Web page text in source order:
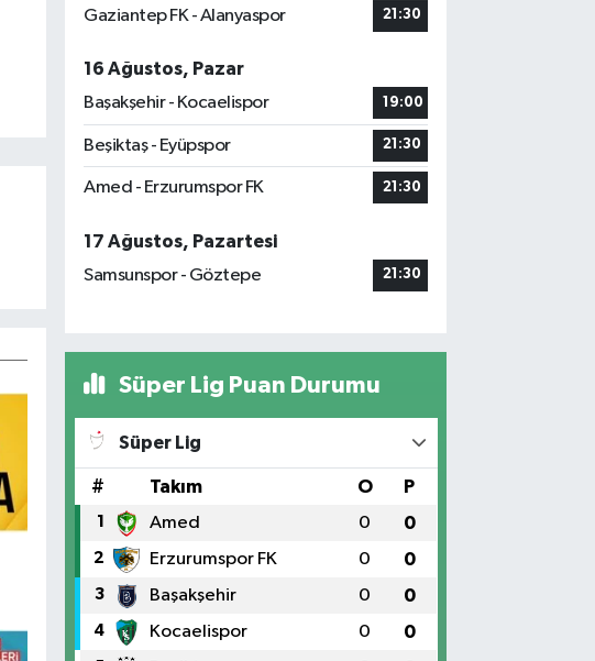
Gaziantep FK - Alanyaspor 21:30
16 Ağustos, Pazar
Başakşehir - Kocaelispor
19:00
Beşiktaş - Eyüpspor 21:30
Amed - Erzurumspor FK 21:30
17 Ağustos, Pazartesi
Samsunspor - Göztepe
21:30
Süper Lig Puan Durumu
Süper Lig
# Takım O P
1 Amed 0 0
2 Erzurumspor FK 0 0
3 Başakşehir 0 0
4 Kocaelispor 0 0